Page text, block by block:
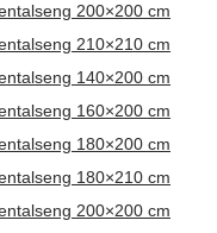
200×200 cm
210×210 cm
140×200 cm
160×200 cm
180×200 cm
180×210 cm
200×200 cm